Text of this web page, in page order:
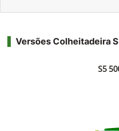
Versões Colheitadeira
S5